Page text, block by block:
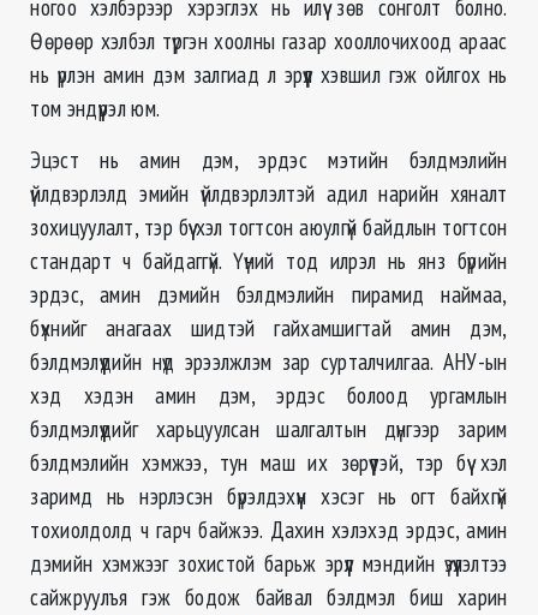
ногоо хэлбэрээр хэрэглэх нь илүү зөв сонголт болно.
Өөрөөр хэлбэл түргэн хоолны газар хооллочихоод араас
нь үрлэн амин дэм залгиад л эрүүл хэвшил гэж ойлгох нь
том эндүүрэл юм.
Эцэст нь амин дэм, эрдэс мэтийн бэлдмэлийн
үйлдвэрлэлд эмийн үйлдвэрлэлтэй адил нарийн хяналт
зохицуулалт, тэр бүү хэл тогтсон аюулгүй байдлын тогтсон
стандарт ч байдаггүй. Үүний тод илрэл нь янз бүрийн
эрдэс, амин дэмийн бэлдмэлийн пирамид наймаа,
бүхнийг анагаах шидтэй гайхамшигтай амин дэм,
бэлдмэлүүдийн нүд эрээлжлэм зар сурталчилгаа. АНУ-ын
хэд хэдэн амин дэм, эрдэс болоод ургамлын
бэлдмэлүүдийг харьцуулсан шалгалтын дүнгээр зарим
бэлдмэлийн хэмжээ, тун маш их зөрүүтэй, тэр бүү хэл
заримд нь нэрлэсэн бүрэлдэхүүн хэсэг нь огт байхгүй
тохиолдолд ч гарч байжээ. Дахин хэлэхэд эрдэс, амин
дэмийн хэмжээг зохистой барьж эрүүл мэндийн үзүүлэлтээ
сайжруулъя гэж бодож байвал бэлдмэл биш харин